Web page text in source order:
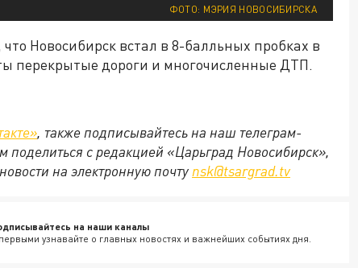
ФОТО: МЭРИЯ НОВОСИБИРСКА
что Новосибирск встал в 8-балльных пробках в
перекрытые дороги и многочисленные ДТП.
, также подписывайтесь на наш телеграм-
поделиться с редакцией «Царьград Новосибирск»,
на электронную почту nsk@tsargrad.tv
на наши каналы
узнавайте о главных новостях и важнейших событиях дня.